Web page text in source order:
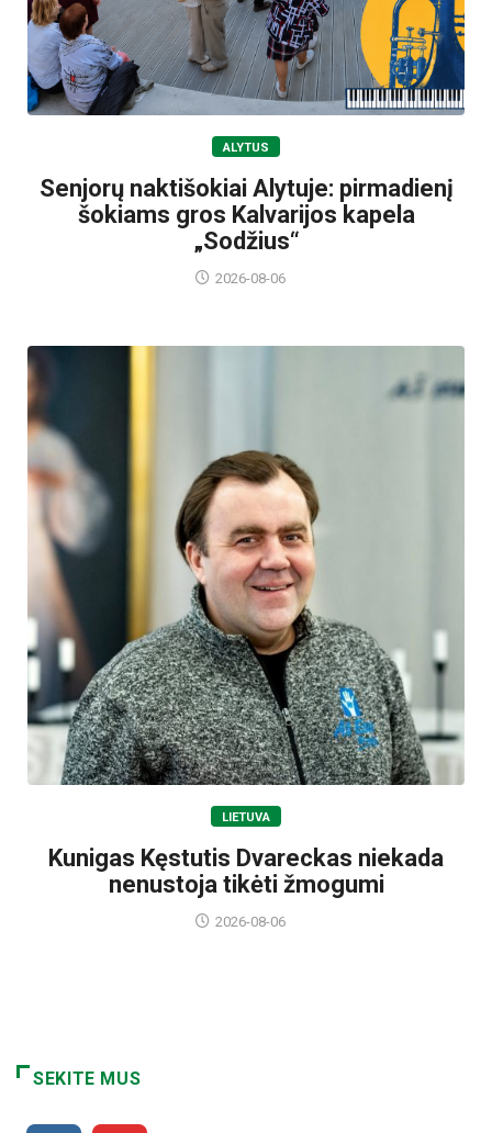
ALYTUS
Senjorų naktišokiai Alytuje: pirmadienį
šokiams gros Kalvarijos kapela
„Sodžius“
2026-08-06
LIETUVA
Kunigas Kęstutis Dvareckas niekada
nenustoja tikėti žmogumi
2026-08-06
SEKITE MUS